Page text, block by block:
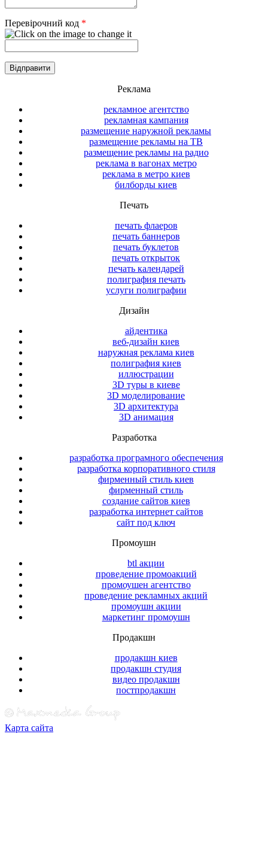
Перевірочний код *
Реклама
рекламное агентство
рекламная кампания
размещение наружной рекламы
размещение рекламы на ТВ
размещение рекламы на радио
реклама в вагонах метро
реклама в метро киев
билборды киев
Печать
печать флаеров
печать баннеров
печать буклетов
печать открыток
печать календарей
полиграфия печать
услуги полиграфии
Дизайн
айдентика
веб-дизайн киев
наружная реклама киев
полиграфия киев
иллюстрации
3D туры в киеве
3D моделирование
3D архитектура
3D анимация
Разработка
разработка програмного обеспечения
разработка корпоративного стиля
фирменный стиль киев
фирменный стиль
создание сайтов киев
разработка интернет сайтов
сайт под ключ
Промоушн
btl акции
проведение промоакций
промоушен агентство
проведение рекламных акций
промоушн акции
маркетинг промоушн
Продакшн
продакшн киев
продакшн студия
видео продакшн
постпродакшн
Карта сайта